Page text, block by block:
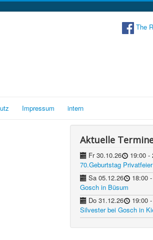
The
Impressum intern
Aktuelle
Fr 30.10.26 19:00 -
70.Geburtstag Privatfeier
Sa 05.12.26
18:00
Gosch in Büsum
Do 31.12.26
19:00
Silvester bei Gosch in